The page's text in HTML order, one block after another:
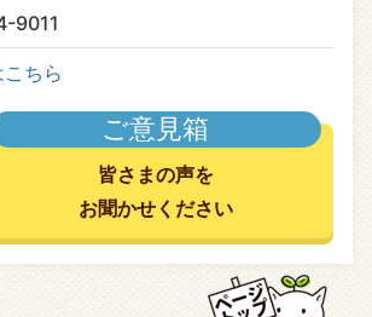
9011
こちら
ご意見箱
皆さまの声を
お聞かせください